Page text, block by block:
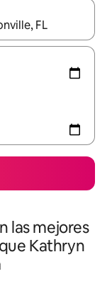
navega con las
las mejores
Kathryn